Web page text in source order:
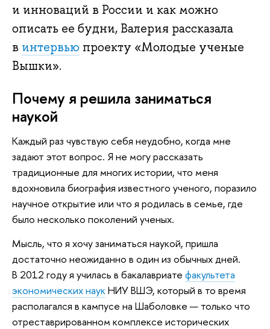
и инноваций в России и как можно
описать ее будни, Валерия рассказала
в интервью проекту «Молодые ученые
Вышки».
Почему я решила заниматься
наукой
Каждый раз чувствую себя неудобно, когда мне
задают этот вопрос. Я не могу рассказать
традиционные для многих истории, что меня
вдохновила биография известного ученого, поразило
научное открытие или что я родилась в семье, где
было несколько поколений ученых.
Мысль, что я хочу заниматься наукой, пришла
достаточно неожиданно в один из обычных дней.
В 2012 году я училась в бакалавриате факультета
экономических наукНИУ ВШЭ, который в то время
располагался в кампусе на Шаболовке — только что
отреставрированном комплексе исторических